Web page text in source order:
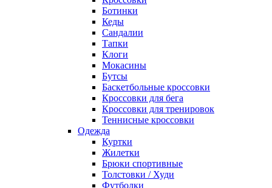
Ботинки
Кеды
Сандалии
Тапки
Клоги
Мокасины
Бутсы
Баскетбольные кроссовки
Кроссовки для бега
Кроссовки для тренировок
Теннисные кроссовки
Одежда
Куртки
Жилетки
Брюки спортивные
Толстовки / Худи
Футболки